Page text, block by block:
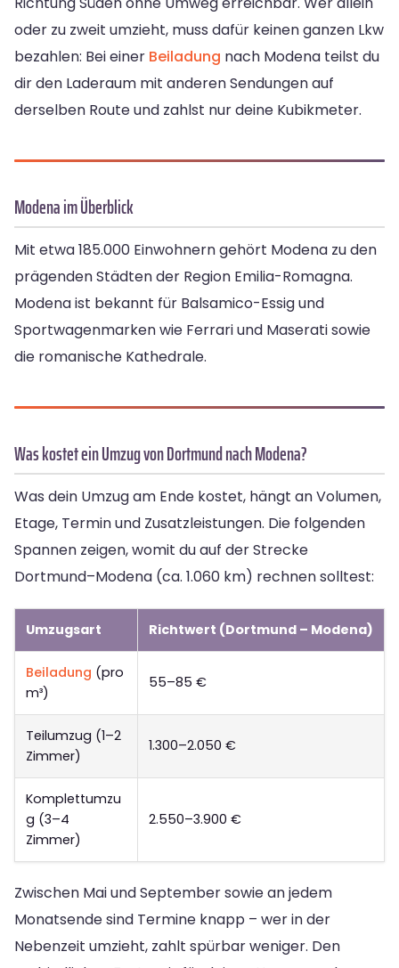
oder zu zweit umzieht, muss dafür keinen ganzen Lkw
bezahlen: Bei einer Beiladung nach Modena teilst du
dir den Laderaum mit anderen Sendungen auf
derselben Route und zahlst nur deine Kubikmeter.
Modena im Überblick
Mit etwa 185.000 Einwohnern gehört Modena zu den
prägenden Städten der Region Emilia-Romagna.
Modena ist bekannt für Balsamico-Essig und
Sportwagenmarken wie Ferrari und Maserati sowie
die romanische Kathedrale.
Was kostet ein Umzug von Dortmund nach Modena?
Was dein Umzug am Ende kostet, hängt an Volumen,
Etage, Termin und Zusatzleistungen. Die folgenden
Spannen zeigen, womit du auf der Strecke
Dortmund–Modena (ca. 1.060 km) rechnen solltest:
Umzugsart Richtwert (Dortmund – Modena)
Beiladung (pro
m³)
55–85 €
Teilumzug (1–2
Zimmer)
1.300–2.050 €
Komplettumzu
g (3–4
Zimmer)
2.550–3.900 €
Zwischen Mai und September sowie an jedem
Monatsende sind Termine knapp – wer in der
Nebenzeit umzieht, zahlt spürbar weniger. Den